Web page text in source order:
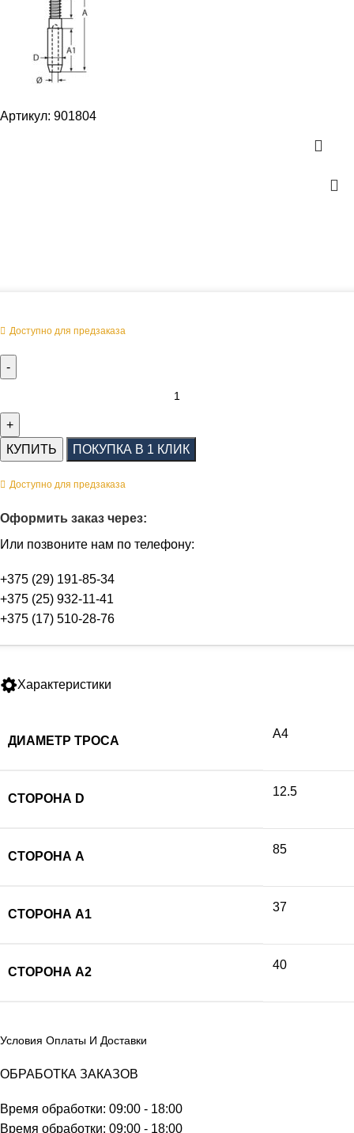
Артикул: 901804
Доступно для предзаказа
КУПИТЬ ПОКУПКА В 1 КЛИК
Доступно для предзаказа
Оформить заказ через:
Или позвоните нам по телефону:
+375 (29) 191-85-34
+375 (25) 932-11-41
+375 (17) 510-28-76
Характеристики
ДИАМЕТР ТРОСА
А4
СТОРОНА D
12.5
СТОРОНА А
85
СТОРОНА A1
37
СТОРОНА A2
40
Условия Оплаты И Доставки
ОБРАБОТКА ЗАКАЗОВ
Время обработки: 09:00 - 18:00
Время обработки: 09:00 - 18:00